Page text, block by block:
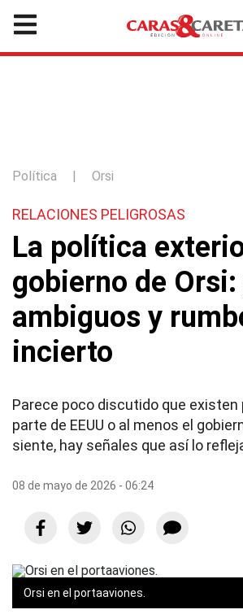
Política | Orsi
RELACIONES PELIGROSAS
La política
gobierno de
ambiguos y
incierto
Parece poco discutido que existen
parte de EEUU o al menos el
siente, hay señales que así lo
08 de mayo de 2026 - 06:24
Orsi en el portaaviones.